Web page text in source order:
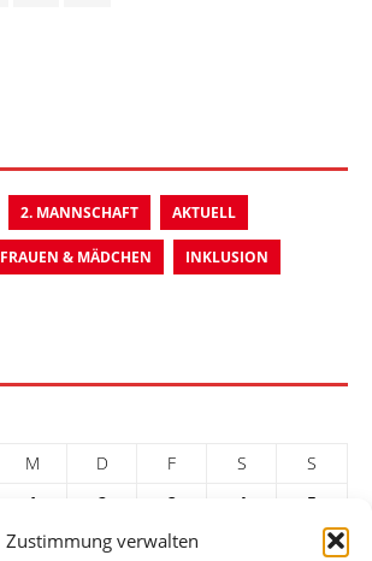
Zustimmung verwalten
2. MANNSCHAFT AKTUELL
FRAUEN & MÄDCHEN INKLUSION
M D F S
S
1
2 3 4
5
8 9 10